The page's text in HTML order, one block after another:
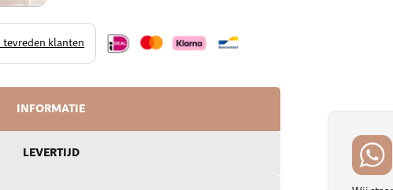
tevreden klanten
INFORMATIE
LEVERTIJD